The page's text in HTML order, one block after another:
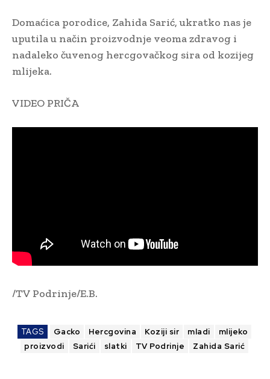
Domaćica porodice, Zahida Sarić, ukratko nas je
uputila u način proizvodnje veoma zdravog i
nadaleko čuvenog hercgovačkog sira od kozijeg
mlijeka.
VIDEO PRIČA
/TV Podrinje/E.B.
TAGS Gacko Hercgovina Koziji sir mladi
mlijeko
proizvodi
Sarići slatki TV Podrinje Zahida Sarić